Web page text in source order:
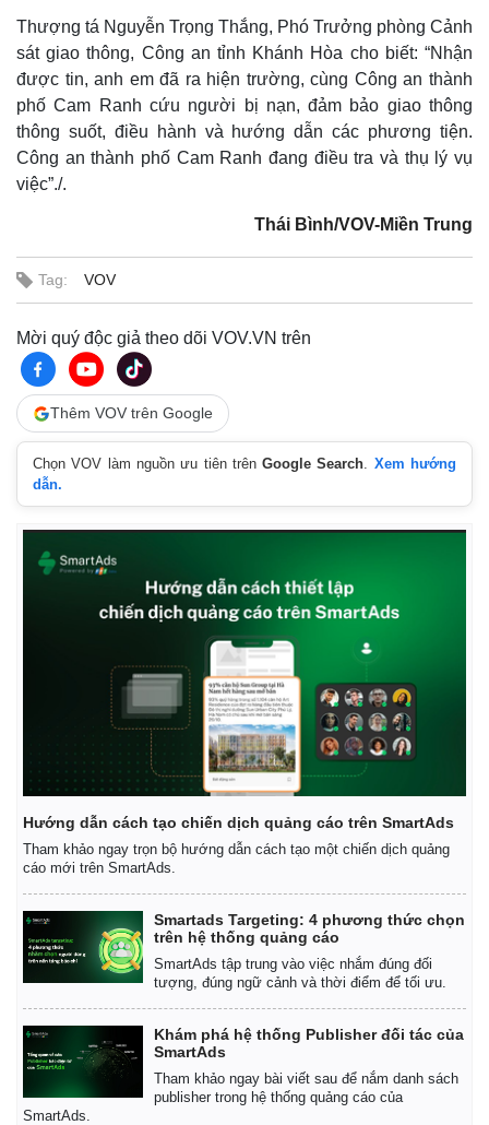
Bất động sản
Khởi nghiệp
Thị trường
Giá vàng
Tiêu dùng
Chứng khoán
Giá cà phê
Thượng tá Nguyễn Trọng Thắng, Phó Trưởng phòng Cảnh
sát giao thông, Công an tỉnh Khánh Hòa cho biết: “Nhận
được tin, anh em đã ra hiện trường, cùng Công an thành
phố Cam Ranh cứu người bị nạn, đảm bảo giao thông
thông suốt, điều hành và hướng dẫn các phương tiện.
Công an thành phố Cam Ranh đang điều tra và thụ lý vụ
việc”./.
Thái Bình/VOV-Miền Trung
Tag: VOV
Mời quý độc giả theo dõi VOV.VN trên
Thêm VOV trên Google
Chọn VOV làm nguồn ưu tiên trênGoogle Search. Xem hướng
dẫn.
Hướng dẫn cách tạo chiến dịch quảng cáo trên SmartAds
Tham khảo ngay trọn bộ hướng dẫn cách tạo một chiến dịch quảng
cáo mới trên SmartAds.
Smartads Targeting: 4 phương thức chọn
trên hệ thống quảng cáo
SmartAds tập trung vào việc nhắm đúng đối
tượng, đúng ngữ cảnh và thời điểm để tối ưu.
Khám phá hệ thống Publisher đối tác của
SmartAds
Tham khảo ngay bài viết sau để nắm danh sách
publisher trong hệ thống quảng cáo của
SmartAds.